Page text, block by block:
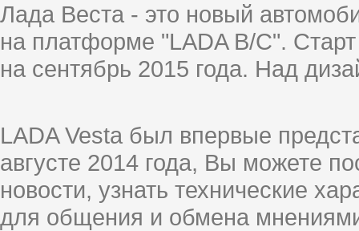
Лада Веста - это новый
на платформе "LADA B/C".
на сентябрь 2015 года. Над
LADA Vesta был впервые
августе 2014 года, Вы можете
новости, узнать технические
для общения и обмена